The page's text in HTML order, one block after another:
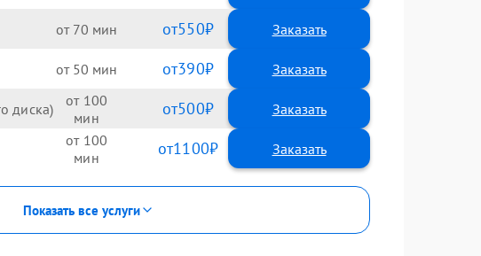
70 550
50 390
диска) 100 500
100 1100
Показать все услуги